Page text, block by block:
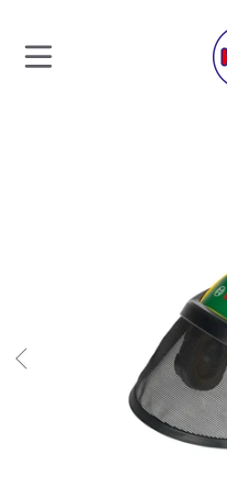
ALLER AU CONTENU